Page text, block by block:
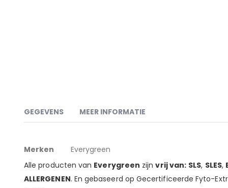
GEGEVENS
Gebruiksaanwijzing:Op afstand op droog haar sprayen.
Alle producten van Everygreen zijnvrij van: SLS, SLES,
ALLERGENEN. En gebaseerd op Gecertificeerde Fyto-
MEER INFORMATIE
Meer
informatie
Merken Everygreen